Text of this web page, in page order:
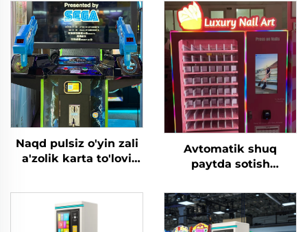
Naqd pulsiz o'yin zali
a'zolik karta to'lovi
o'yin tanga/tokenlar
tashabbus markaziga
Avtomatik shuq
paytda sotish
kredit karta, jeton
to'lovi tizimi, sovg'a
almashinuvchi